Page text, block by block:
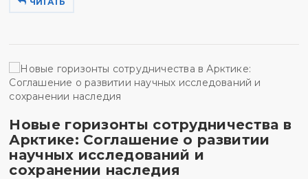
Новые горизонты сотрудничества в
Арктике: Соглашение о развитии
научных исследований и
сохранении наследия